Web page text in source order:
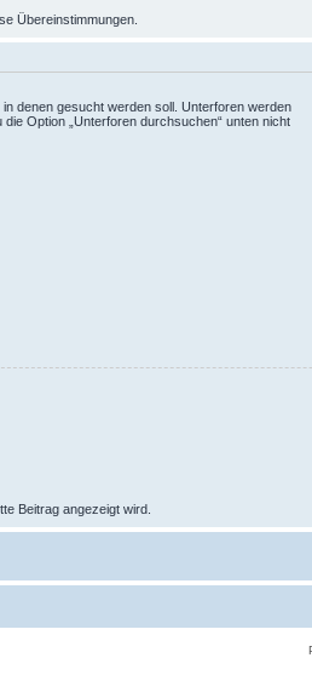
Übereinstimmungen.
denen gesucht werden soll. Unterforen werden
Option „Unterforen durchsuchen“ unten nicht
Beitrag angezeigt wird.